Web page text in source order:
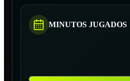
MINUTOS JUGADOS